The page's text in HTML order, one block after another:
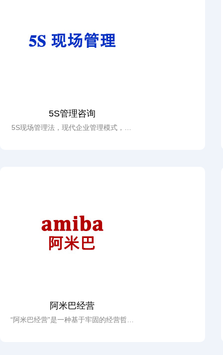
5S管理咨询
5S现场管理法，现代企业管理模式，5S
阿米巴经营
“阿米巴经营”是一种基于牢固的经营哲学